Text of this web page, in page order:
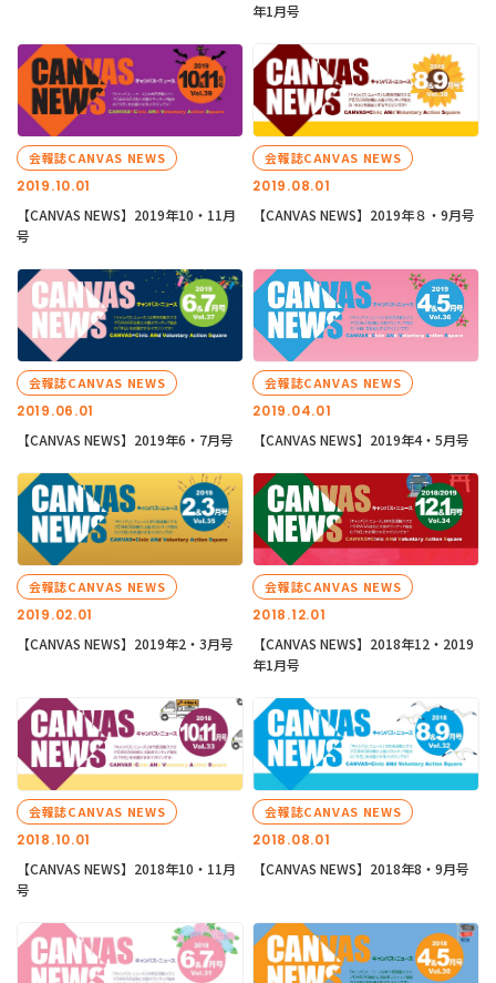
年1月号
2019.10.01
会報誌CANVAS NEWS
【CANVAS NEWS】2019年10・11月
号
2019.08.01
会報誌CANVAS NEWS
【CANVAS NEWS】2019年８・9月号
2019.06.01
会報誌CANVAS NEWS
【CANVAS NEWS】2019年6・7月号
2019.04.01
会報誌CANVAS NEWS
【CANVAS NEWS】2019年4・5月号
2019.02.01
会報誌CANVAS NEWS
【CANVAS NEWS】2019年2・3月号
2018.12.01
会報誌CANVAS NEWS
【CANVAS NEWS】2018年12・2019
年1月号
2018.10.01
会報誌CANVAS NEWS
【CANVAS NEWS】2018年10・11月
号
2018.08.01
会報誌CANVAS NEWS
【CANVAS NEWS】2018年8・9月号